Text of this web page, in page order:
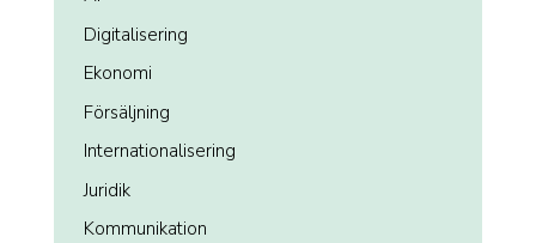
Digitalisering
Ekonomi
Försäljning
Internationalisering
Juridik
Kommunikation